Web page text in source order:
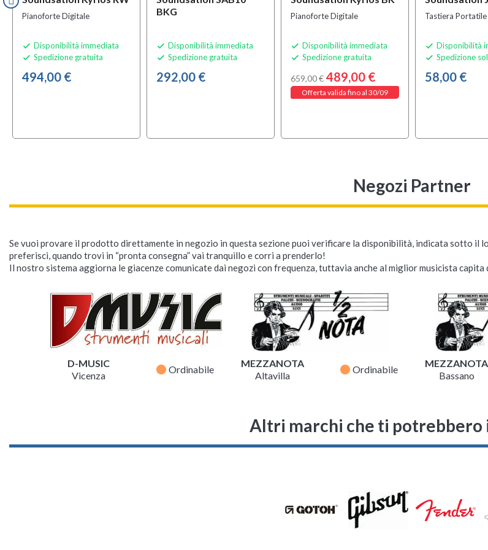
Pianoforte Digitale
 Disponibilità immediata
 Spedizione gratuita
494,00 €
BKG
 Disponibilità immediata
 Spedizione gratuita
292,00 €
Pianoforte Digitale
 Disponibilità immediata
 Spedizione gratuita
659,00 € 489,00 €
Offerta valida fino al 30/09
Tastiera Portatile
 Disponibilità
 Spedizione
58,00 €
Negozi Partner
Se vuoi provare il prodotto direttamente in negozio in questa sezione puoi verificare la disponibilità, indicata sotto il
preferisci, quando trovi in “pronta consegna” vai tranquillo e corri a prenderlo!
Il nostro sistema aggiorna le giacenze comunicate dai negozi con frequenza, tuttavia anche al miglior musicista capita
D-MUSIC
Vicenza
fiber_manual_record Ordinabile
MEZZANOTA
Altavilla
fiber_manual_record Ordinabile
MEZZANOTA
Bassano
Altri marchi che ti potrebbero